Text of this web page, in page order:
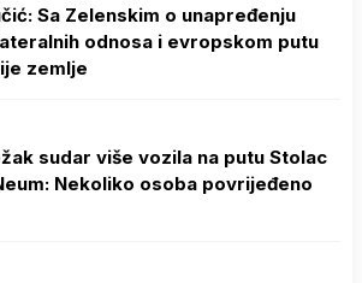
Sa Zelenskim o unapređenju
odnosa i evropskom putu
zemlje
sudar više vozila na putu Stolac
Nekoliko osoba povrijeđeno